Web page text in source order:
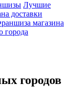
Лучшие
доставки
магазина
города
городов